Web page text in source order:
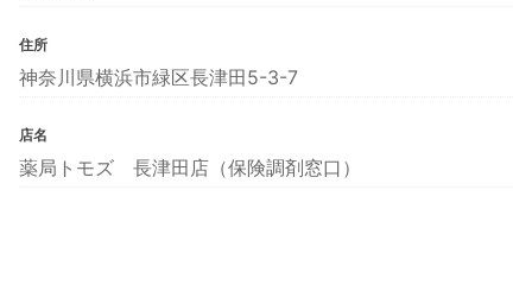
住所
神奈川県横浜市緑区長津田5-3-7
店名
薬局トモズ 長津田店（保険調剤窓口）